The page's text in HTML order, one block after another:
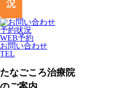
予約状況
WEB予約
お問い合わせ
TEL
たなごころ治療院